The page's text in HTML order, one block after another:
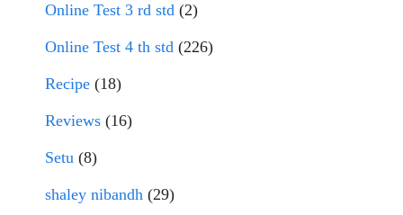
Online Test 3 rd std (2)
Online Test 4 th std (226)
Recipe (18)
Reviews (16)
Setu (8)
shaley nibandh (29)